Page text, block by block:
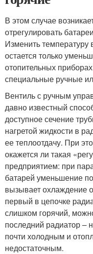
В этом случае
отрегулировать
Изменить температуру
остается только
отопительных
специальные ручные
Вентиль с ручным
давно известный
доступное сечение
нагретой жидкости в
ее теплоотдачу. При
окажется ли такая
предприятием: при
батарей уменьшение
вызывает охлаждение
первый в цепочке
слишком горячий,
последний радиатор –
почти холодным и
недостаточным.